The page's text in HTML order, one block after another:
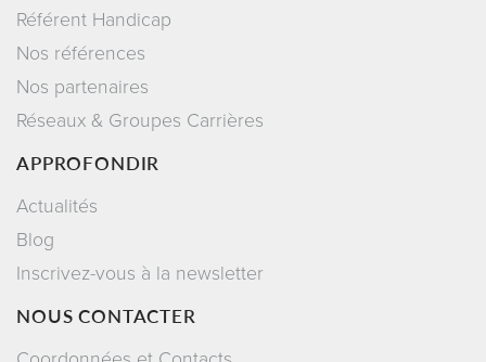
Référent Handicap
Nos références
Nos partenaires
Réseaux & Groupes Carrières
APPROFONDIR
Actualités
Blog
Inscrivez-vous à la newsletter
NOUS CONTACTER